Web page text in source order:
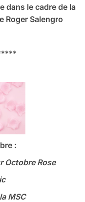
dans le cadre de la
Roger Salengro
:
Octobre Rose
MSC